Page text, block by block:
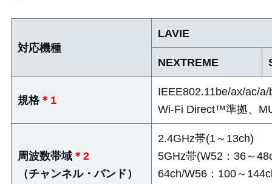
対応機種
LAVIE
NEXTREME
規格＊1
IEEE802.11be/ax/ac/
Wi-Fi Direct™準拠、
周波数帯域＊2
（チャンネル・バンド）
2.4GHz帯(1～13ch)
5GHz帯(W52：36～
64ch/W56：100～